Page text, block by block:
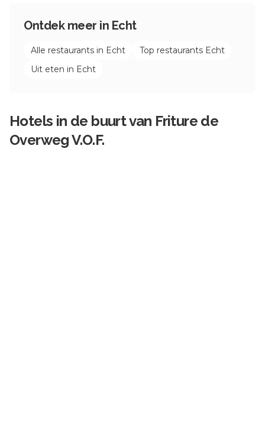
Ontdek meer in Echt
Alle restaurants in Echt Top restaurants Echt
Uit eten in Echt
Hotels in de buurt van Friture de
Overweg V.O.F.